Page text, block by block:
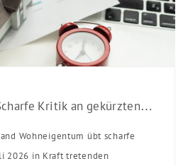
BEG-Reform 2026: Scharfe Kritik an gekürzten Sanierungsförderungen
Wohneigentum übt scharfe
2026 in Kraft tretenden